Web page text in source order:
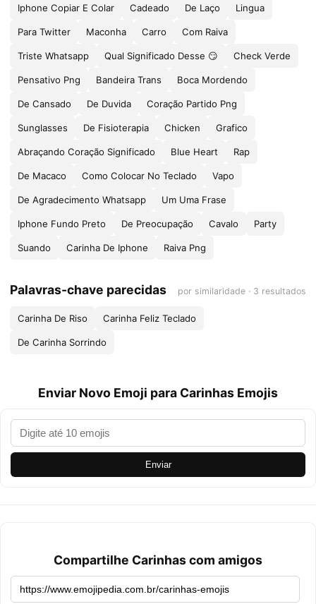
Iphone Copiar E Colar Cadeado De Laço Lingua
Para Twitter Maconha Carro Com Raiva
Triste Whatsapp Qual Significado Desse 😏 Check Verde
Pensativo Png Bandeira Trans Boca Mordendo
De Cansado De Duvida Coração Partido Png
Sunglasses De Fisioterapia Chicken Grafico
Abraçando Coração Significado Blue Heart Rap
De Macaco Como Colocar No Teclado Vapo
De Agradecimento Whatsapp Um Uma Frase
Iphone Fundo Preto De Preocupação Cavalo Party
Suando Carinha De Iphone Raiva Png
Palavras-chave parecidas por similaridade · 3 resultados
Carinha De Riso Carinha Feliz Teclado
De Carinha Sorrindo
Enviar Novo Emoji para Carinhas Emojis
Enviar
Compartilhe Carinhas com amigos